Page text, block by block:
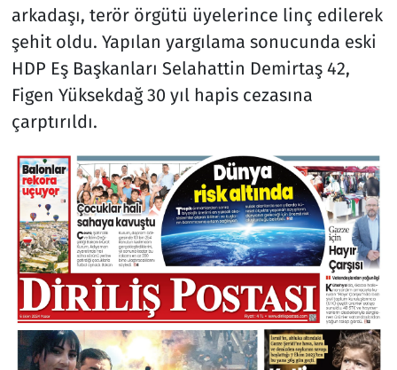
arkadaşı, terör örgütü üyelerince linç edilerek
şehit oldu. Yapılan yargılama sonucunda eski
HDP Eş Başkanları Selahattin Demirtaş 42,
Figen Yüksekdağ 30 yıl hapis cezasına
çarptırıldı.